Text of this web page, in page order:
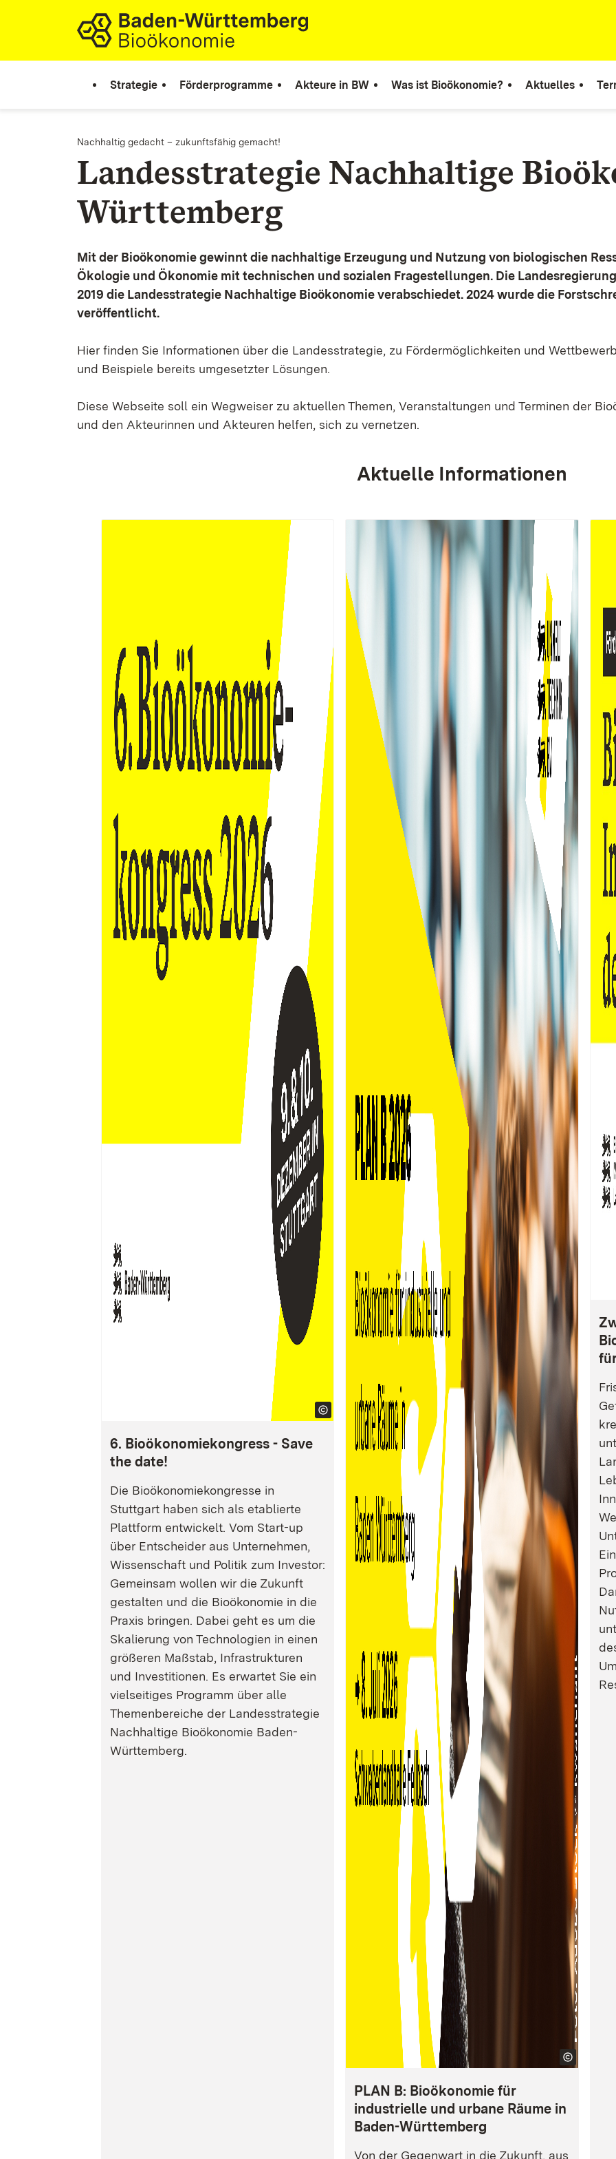
Zum Inhalt springen
Link zur Startseite
Strategie Förderprogramme Akteure in BW Was ist Bioökonomie? Aktuelles
Nachhaltig gedacht – zukunftsfähig gemacht!
Landesstrategie Nachhaltige
Württemberg
Mit der Bioökonomie gewinnt die nachhaltige Erzeugung und Nutzung von biologischen
Ökologie und Ökonomie mit technischen und sozialen Fragestellungen. Die
2019 die Landesstrategie Nachhaltige Bioökonomie verabschiedet. 2024 wurde die
veröffentlicht.
Hier finden Sie Informationen über die Landesstrategie, zu Fördermöglichkeiten und
und Beispiele bereits umgesetzter Lösungen.
Diese Webseite soll ein Wegweiser zu aktuellen Themen, Veranstaltungen und Terminen der
und den Akteurinnen und Akteuren helfen, sich zu vernetzen.
Aktuelle Informationen
6. Bioökonomiekongress - Save
the date!
Die Bioökonomiekongresse in
Stuttgart haben sich als etablierte
Plattform entwickelt. Vom Start-up
über Entscheider aus Unternehmen,
Wissenschaft und Politik zum Investor:
Gemeinsam wollen wir die Zukunft
gestalten und die Bioökonomie in die
Praxis bringen. Dabei geht es um die
Skalierung von Technologien in einen
größeren Maßstab, Infrastrukturen
und Investitionen. Es erwartet Sie ein
vielseitiges Programm über alle
Themenbereiche der Landesstrategie
Nachhaltige Bioökonomie Baden-
Württemberg.
PLAN B: Bioökonomie für
industrielle und urbane Räume in
Baden-Württemberg
Von der Gegenwart in die Zukunft, aus